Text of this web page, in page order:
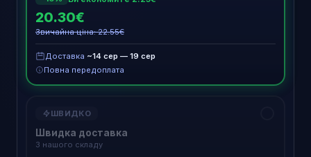
20.30€
Звичайна ціна: 22.55€
Доставка ~14 сер — 19 сер
Повна передоплата
ШВИДКО
Швидка доставка
З нашого складу